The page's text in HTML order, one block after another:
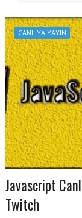
CANLIYA YAYIN
Javascript
Twitch